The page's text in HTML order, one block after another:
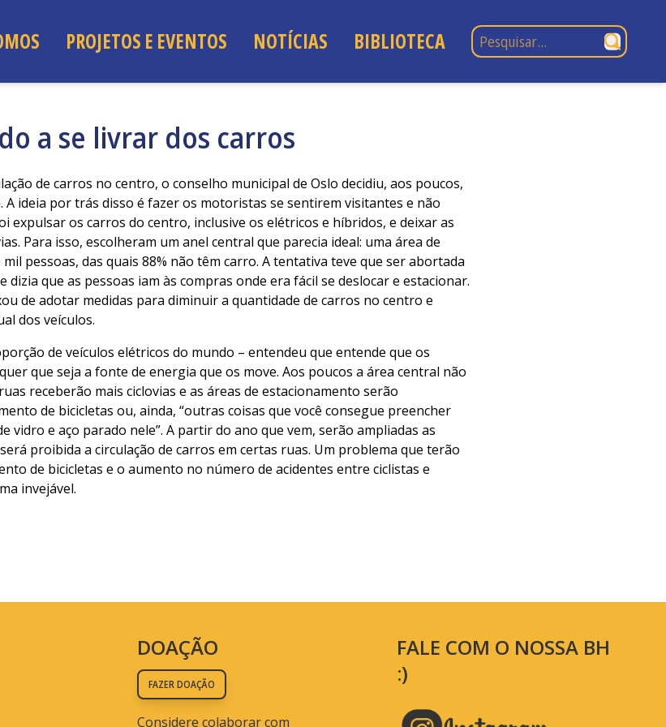
PROJETOS E EVENTOS NOTÍCIAS BIBLIOTECA Pesquisar por:
a se livrar dos carros
de carros no centro, o conselho municipal de Oslo decidiu, aos poucos,
ideia por trás disso é fazer os motoristas se sentirem visitantes e não
expulsar os carros do centro, inclusive os elétricos e híbridos, e deixar as
Para isso, escolheram um anel central que parecia ideal: uma área de
pessoas, das quais 88% não têm carro. A tentativa teve que ser abortada
dizia que as pessoas iam às compras onde era fácil se deslocar e estacionar.
de adotar medidas para diminuir a quantidade de carros no centro e
dos veículos.
de veículos elétricos do mundo – entendeu que entende que os
que seja a fonte de energia que os move. Aos poucos a área central não
receberão mais ciclovias e as áreas de estacionamento serão
de bicicletas ou, ainda, “outras coisas que você consegue preencher
vidro e aço parado nele”. A partir do ano que vem, serão ampliadas as
proibida a circulação de carros em certas ruas. Um problema que terão
de bicicletas e o aumento no número de acidentes entre ciclistas e
invejável.
DOAÇÃO
FAZER DOAÇÃO
Considere colaborar com
FALE COM O NOSSA BH
:)